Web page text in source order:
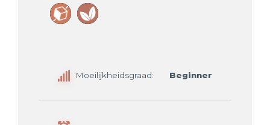
Moeilijkheidsgraad: Beginner